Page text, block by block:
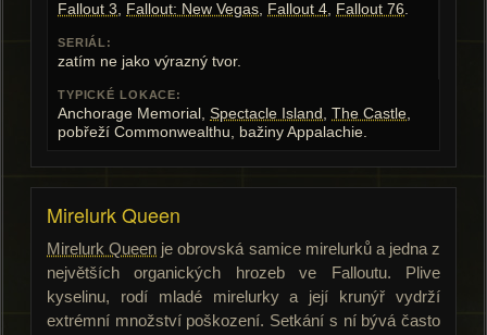
Fallout 3, Fallout: New Vegas, Fallout 4, Fallout 76.
SERIÁL:
zatím ne jako výrazný tvor.
TYPICKÉ LOKACE:
Anchorage Memorial, Spectacle Island , The Castle,
pobřeží Commonwealthu, bažiny Appalachie.
Mirelurk Queen
Mirelurk Queen je obrovská samice mirelurků a jedna z
největších organických hrozeb ve Falloutu. Plive
kyselinu, rodí mladé mirelurky a její krunýř vydrží
extrémní množství poškození. Setkání s ní bývá často